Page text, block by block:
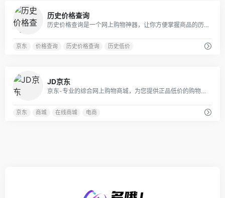
历史价格查询
历史价格查询是一个网上购物神器，让你方便掌握商品的历史价格走势，轻松识别商家的虚假促销、真假降价，目前支持京东淘宝天猫苏宁等10多个主流电商!
京东 价格查询 历史价格查询 历史低价
JD京东
京东-专业的综合网上购物商城，为您提供正品低价的购物选择、优质便捷的服务体验。商品来自全球数十万品牌商家，囊括家电、手机、电脑、服装、居家、母婴、美妆、个护、食品、生鲜等丰富品类，满足各种购物需求。
京东 商城 在线商城 电商